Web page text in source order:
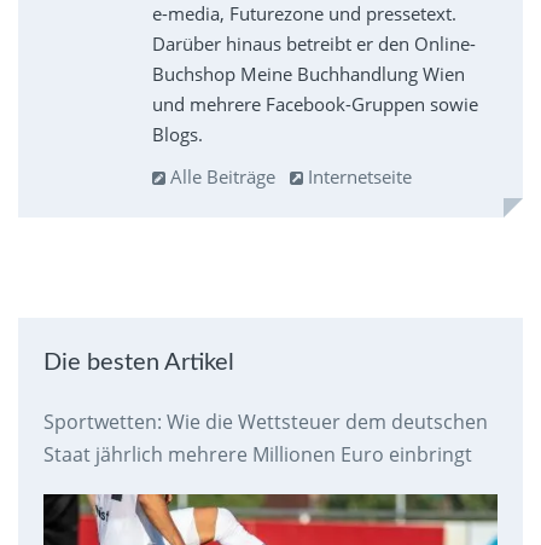
e-media, Futurezone und pressetext.
Darüber hinaus betreibt er den Online-
Buchshop Meine Buchhandlung Wien
und mehrere Facebook-Gruppen sowie
Blogs.
Alle Beiträge
Internetseite
Die besten Artikel
Sportwetten: Wie die Wettsteuer dem deutschen
Staat jährlich mehrere Millionen Euro einbringt